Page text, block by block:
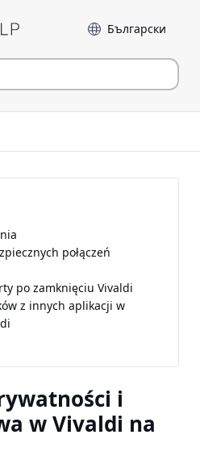
Język
i
w Vivaldi na
połączeń
po zamknięciu Vivaldi
z innych aplikacji w